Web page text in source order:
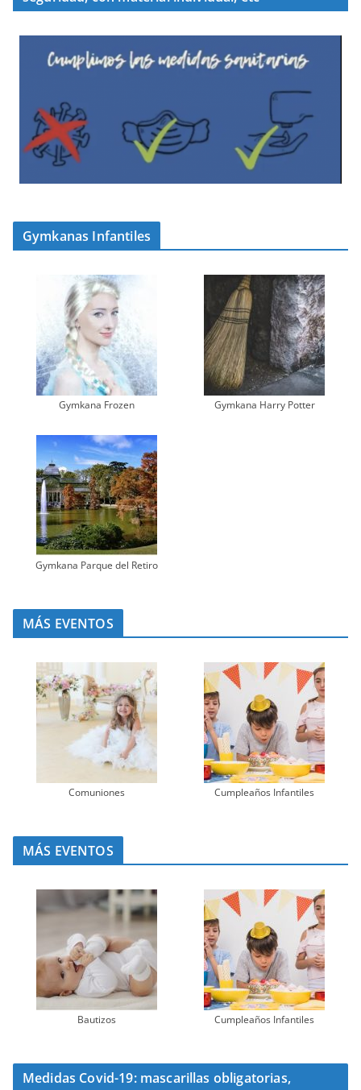
Gymkanas Infantiles
Gymkana Frozen Gymkana Harry Potter
Gymkana Parque del Retiro
MÁS EVENTOS
Comuniones Cumpleaños Infantiles
MÁS EVENTOS
Bautizos Cumpleaños Infantiles
Medidas Covid-19: mascarillas obligatorias,